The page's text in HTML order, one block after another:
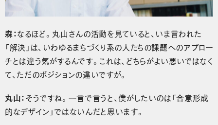
森：なるほど。丸山さんの活動を見ていると、いま言われた
「解決」は、いわゆるまちづくり系の人たちの課題へのアプロー
チとは違う気がするんです。これは、どちらがよい悪いではなく
て、ただのポジションの違いですが。
丸山：そうですね。一言で言うと、僕がしたいのは「合意形成
的なデザイン」ではないんだと思います。